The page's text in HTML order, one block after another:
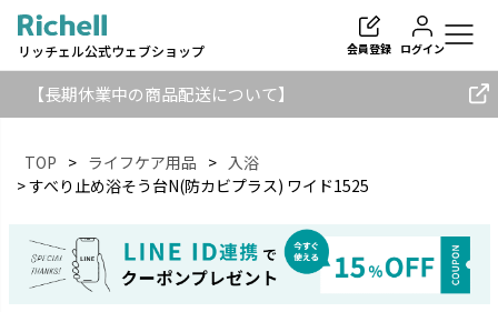
リッチェル公式ウェブショップ 会員登録 ログイン
【長期休業中の商品配送について】
TOP ライフケア用品
入浴
すべり止め浴そう台N(防カビプラス) ワイド1525